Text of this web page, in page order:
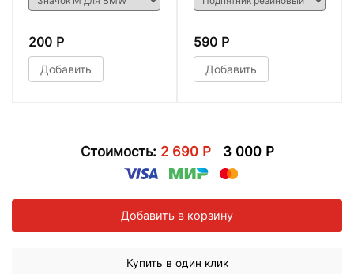
200 Р
Добавить
590 Р
Добавить
Стоимость: 2 690 Р 3 000 Р
Добавить в корзину
Купить в один клик